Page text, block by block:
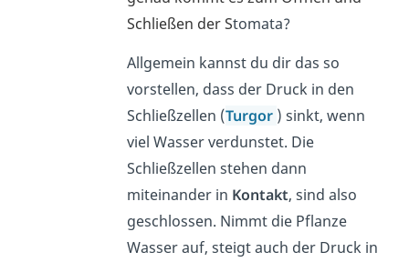
Schließen der Stomata?
Allgemein kannst du dir das so
vorstellen, dass der Druck in den
Schließzellen (Turgor ) sinkt, wenn
viel Wasser verdunstet. Die
Schließzellen stehen dann
miteinander in Kontakt, sind also
geschlossen. Nimmt die Pflanze
Wasser auf, steigt auch der Druck in